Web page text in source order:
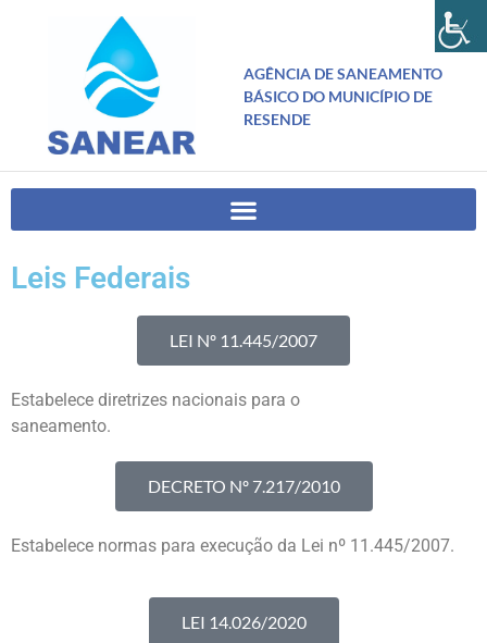
AGÊNCIA DE SANEAMENTO
BÁSICO DO MUNICÍPIO DE
RESENDE
Leis Federais
LEI Nº 11.445/2007
Estabelece diretrizes nacionais para o
saneamento.
DECRETO Nº 7.217/2010
Estabelece normas para execução da Lei nº 11.445/2007.
LEI 14.026/2020